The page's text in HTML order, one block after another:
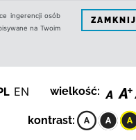
ingerencji osób
na Twoim
ZAMKNIJ
EN wielkość:
kontrast: